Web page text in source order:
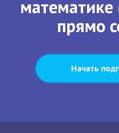
прямо
Начать